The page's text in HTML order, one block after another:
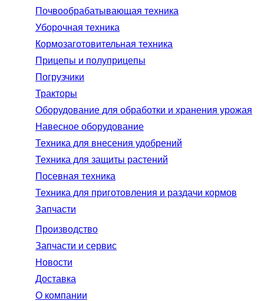
Почвообрабатывающая техника
Уборочная техника
Кормозаготовительная техника
Прицепы и полуприцепы
Погрузчики
Тракторы
Оборудование для обработки и хранения урожая
Навесное оборудование
Техника для внесения удобрений
Техника для защиты растений
Посевная техника
Техника для приготовления и раздачи кормов
Запчасти
Производство
Запчасти и сервис
Новости
Доставка
О компании